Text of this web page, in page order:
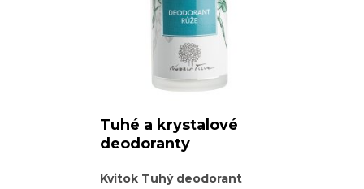
Tuhé a krystalové
deodoranty
Kvitok Tuhý deodorant